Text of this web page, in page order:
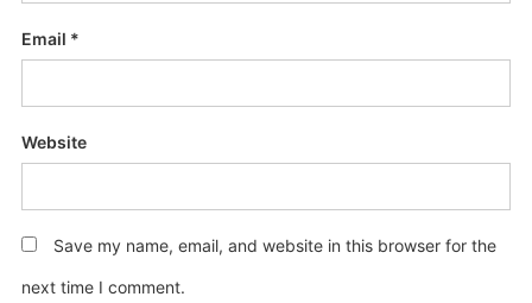
Email *
Website
Save my name, email, and website in this browser for the
next time I comment.